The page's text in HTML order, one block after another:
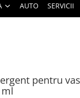
AUTO SERVICII
pentru
ml